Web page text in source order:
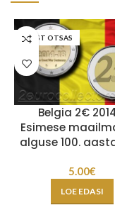
LAOST OTSAS
Belgia 2€
Esimese
alguse 100.
5.00€
LOE EDASI